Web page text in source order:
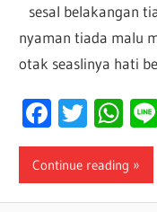
sesal belakangan
nyaman tiada malu
otak seaslinya hati
Continue reading